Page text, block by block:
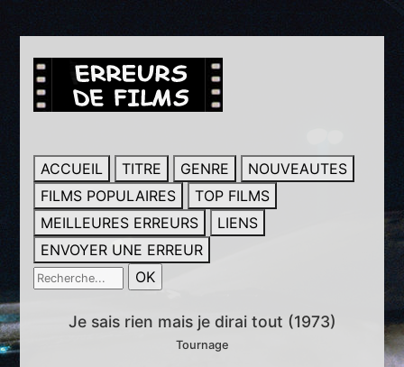
ACCUEIL TITRE GENRE
NOUVEAUTES
FILMS POPULAIRES
TOP FILMS
MEILLEURES ERREURS
LIENS
ENVOYER UNE ERREUR
Je sais rien mais je dirai tout (1973)
Tournage